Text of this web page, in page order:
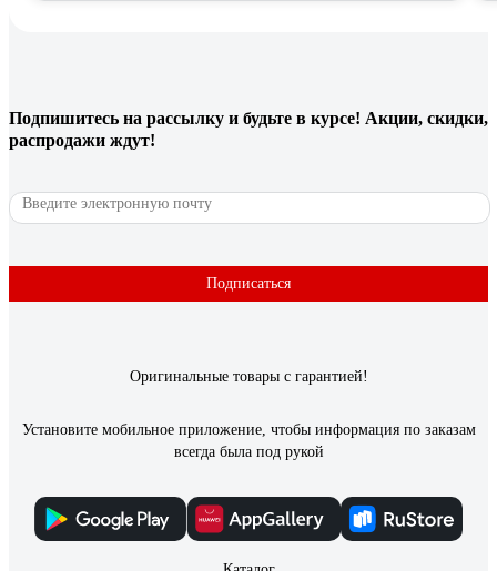
Подпишитесь на рассылку и будьте в курсе! Акции, скидки,
распродажи ждут!
Подписаться
Оригинальные товары с гарантией!
Установите мобильное приложение, чтобы информация по заказам
всегда была под рукой